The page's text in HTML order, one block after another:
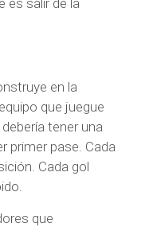
en la
que juegue
tener una
primer pase. Cada
Cada gol
que